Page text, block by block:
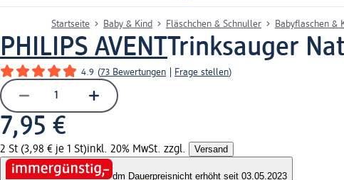
Startseite Baby & Kind Fläschchen & Schnuller Babyflaschen &
PHILIPS AVENTTrinksauger
4.9 (73 Bewertungen Frage stellen)
7,95 €
2 St (3,98 € je 1 St)inkl. 20% MwSt. zzgl. Versand
dm Dauerpreisnicht erhöht seit 03.05.2023